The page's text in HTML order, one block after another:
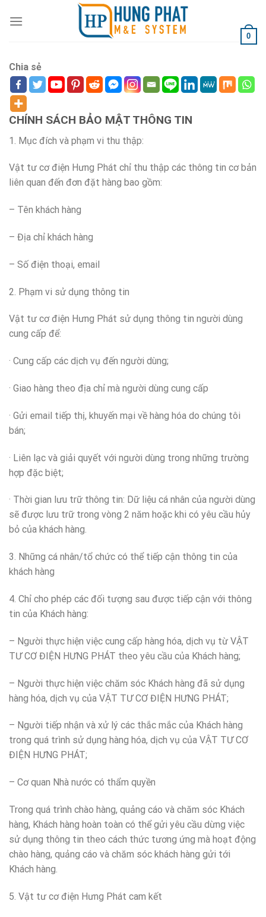
0
Chia sẻ
CHÍNH SÁCH BẢO MẬT THÔNG TIN
1. Mục đích và phạm vi thu thập:
Vật tư cơ điện Hưng Phát chỉ thu thập các thông tin cơ bản
liên quan đến đơn đặt hàng bao gồm:
– Tên khách hàng
– Địa chỉ khách hàng
– Số điện thoại, email
2. Phạm vi sử dụng thông tin
Vật tư cơ điện Hưng Phát sử dụng thông tin người dùng
cung cấp để:
· Cung cấp các dịch vụ đến người dùng;
· Giao hàng theo địa chỉ mà người dùng cung cấp
· Gửi email tiếp thị, khuyến mại về hàng hóa do chúng tôi
bán;
· Liên lạc và giải quyết với người dùng trong những trường
hợp đặc biệt;
· Thời gian lưu trữ thông tin: Dữ liệu cá nhân của người dùng
sẽ được lưu trữ trong vòng 2 năm hoặc khi có yêu cầu hủy
bỏ của khách hàng.
3. Những cá nhân/tổ chức có thể tiếp cận thông tin của
khách hàng
4. Chỉ cho phép các đối tượng sau được tiếp cận với thông
tin của Khách hàng:
– Người thực hiện việc cung cấp hàng hóa, dịch vụ từ VẬT
TƯ CƠ ĐIỆN HƯNG PHÁT theo yêu cầu của Khách hàng;
– Người thực hiện việc chăm sóc Khách hàng đã sử dụng
hàng hóa, dịch vụ của VẬT TƯ CƠ ĐIỆN HƯNG PHÁT;
– Người tiếp nhận và xử lý các thắc mắc của Khách hàng
trong quá trình sử dụng hàng hóa, dịch vụ của VẬT TƯ CƠ
ĐIỆN HƯNG PHÁT;
– Cơ quan Nhà nước có thẩm quyền
Trong quá trình chào hàng, quảng cáo và chăm sóc Khách
hàng, Khách hàng hoàn toàn có thể gửi yêu cầu dừng việc
sử dụng thông tin theo cách thức tương ứng mà hoạt động
chào hàng, quảng cáo và chăm sóc khách hàng gửi tới
Khách hàng.
5. Vật tư cơ điện Hưng Phát cam kết